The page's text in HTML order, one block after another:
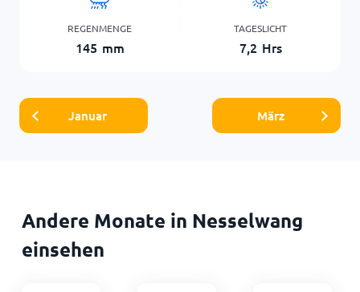
REGENMENGE
145 mm
TAGESLICHT
7,2 Hrs
Januar März
Andere Monate in Nesselwang
einsehen